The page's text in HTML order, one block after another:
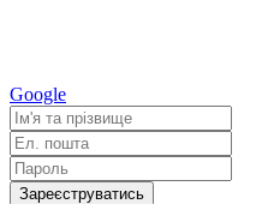
Google
Зареєструватись